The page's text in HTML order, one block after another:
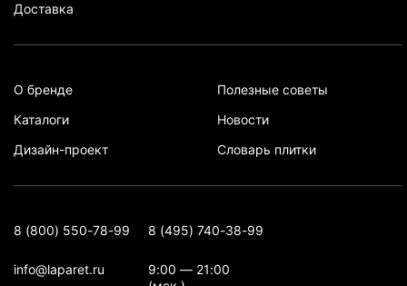
Доставка
О бренде
Каталоги
Дизайн-проект
Полезные советы
Новости
Словарь плитки
8 (800) 550-78-99 8 (495) 740-38-99
info@laparet.ru
9:00 — 21:00